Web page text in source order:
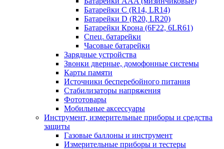
Батарейки C (R14, LR14)
Батарейки D (R20, LR20)
Батарейки Крона (6F22, 6LR61)
Спец. батарейки
Часовые батарейки
Зарядные устройства
Звонки дверные, домофонные системы
Карты памяти
Источники бесперебойного питания
Стабилизаторы напряжения
Фототовары
Мобильные аксессуары
Инструмент, измерительные приборы и средства
защиты
Газовые баллоны и инструмент
Измерительные приборы и тестеры